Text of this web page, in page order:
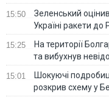
15:50
Зеленський
Україні ракети до
15:25
На території
та вибухнув
15:01
Шокуючі
розкрив схему у